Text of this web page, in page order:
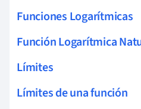
Funciones Logarítmicas
Función Logarítmica
Límites
Límites de una función